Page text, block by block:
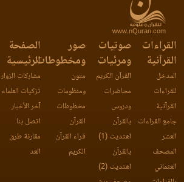
www.nQuran.com
القراءات
القرآنية
المدخل
للقراءات
القرآنية
جامع القراءات
العشر
المصحف
العثماني
صوتيات
ومرئيات
القرآن الكريم
محاضرات
ودروس
بالقرآن
اهتديت (1)
بالقرآن
اهتديت (2)
صور
ومخطوطات
متون
ومنظومات
مخطوطات
القرآن
قراء القرآن
الكريم
الصفحة
الرئيسية
مشاركات الزوار
تزكيات العلماء
آخر الأخبار
اتصل بنا
مقارنة طرق
العد